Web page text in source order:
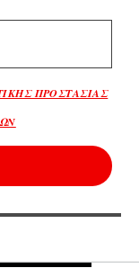
ΠΡΟΣΤΑΣΙΑΣ